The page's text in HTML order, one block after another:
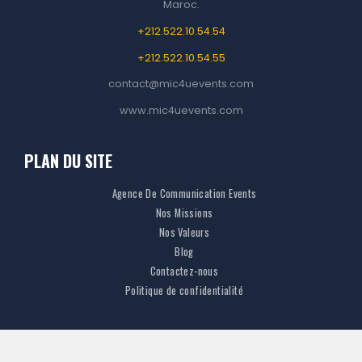
o
k
r
a
p
p
I
n
Maroc.
+212.522.10.54.54
+212.522.10.54.55
contact@mic4uevents.com
www.mic4uevents.com
PLAN DU SITE
Agence De Communication Events
Nos Missions
Nos Valeurs
Blog
Contactez-nous
Politique de confidentialité